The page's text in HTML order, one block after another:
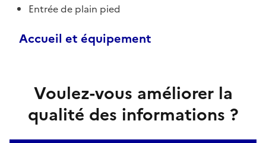
Entrée de plain pied
Accueil et équipement
Voulez-vous améliorer la
qualité des informations ?